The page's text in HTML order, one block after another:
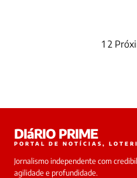
1 2
DIáRIO PRIME
PORTAL DE NOTÍCIAS,
Jornalismo independente com
agilidade e profundidade.